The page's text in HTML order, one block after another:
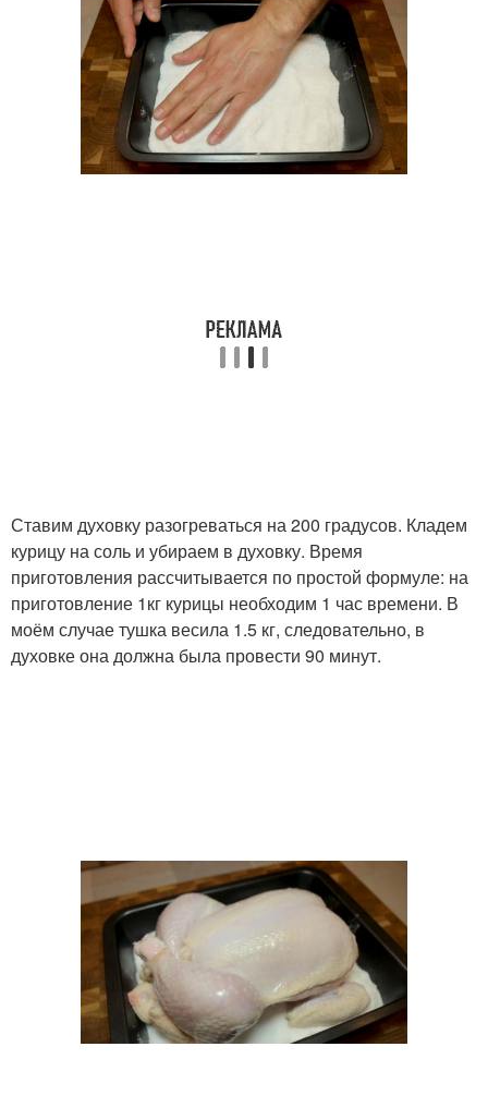
Ставим духовку разогреваться на 200 градусов. Кладем
курицу на соль и убираем в духовку. Время
приготовления рассчитывается по простой формуле: на
приготовление 1кг курицы необходим 1 час времени. В
моём случае тушка весила 1.5 кг, следовательно, в
духовке она должна была провести 90 минут.